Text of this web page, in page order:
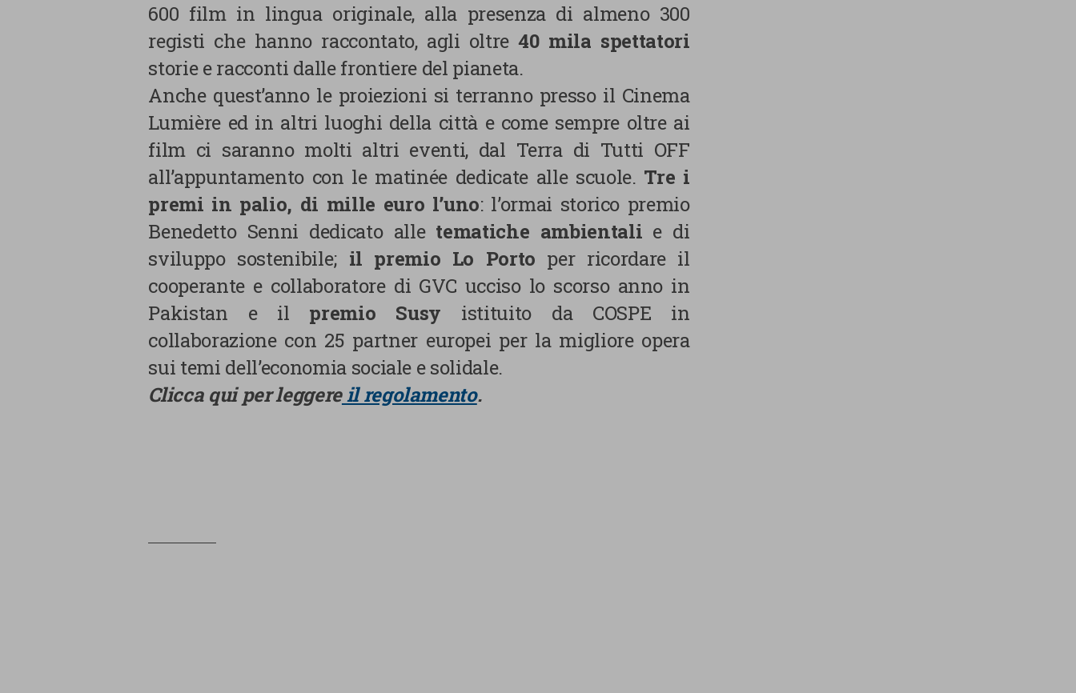
Cookie di terze parti
600 film in lingua originale, alla presenza di almeno 300
registi che hanno raccontato, agli oltre40 mila spettatori
storie e racconti dalle frontiere del pianeta.
Anche quest’anno le proiezioni si terranno presso il Cinema
Lumière ed in altri luoghi della città e come sempre oltre ai
film ci saranno molti altri eventi, dal Terra di Tutti OFF
all’appuntamento con le matinée dedicate alle scuole. Tre i
premi in palio, di mille euro l’uno: l’ormai storico premio
Benedetto Senni dedicato alle tematiche ambientali e di
sviluppo sostenibile; il premio Lo Porto per ricordare il
cooperante e collaboratore di GVC ucciso lo scorso anno in
Pakistan e il premio Susy istituito da COSPE in
collaborazione con 25 partner europei per la migliore opera
sui temi dell’economia sociale e solidale.
Clicca qui per leggereil regolamento.